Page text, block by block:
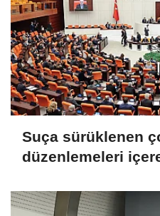
Suça sürüklenen
düzenlemeleri